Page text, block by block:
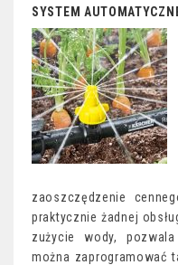
SYSTEM
zaoszczędzenie
praktycznie żadnej
zużycie wody,
można zaprogramować